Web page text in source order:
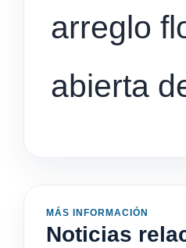
arreglo
abierta
MÁS INFORMACIÓN
Noticias